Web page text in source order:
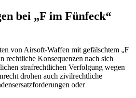
bei „F im Fünfeck“
von Airsoft-Waffen mit gefälschtem „F
rechtliche Konsequenzen nach sich
strafrechtlichen Verfolgung wegen
drohen auch zivilrechtliche
oder